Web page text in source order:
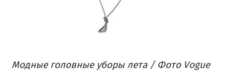
Модные головные уборы лета / Фото Vogue